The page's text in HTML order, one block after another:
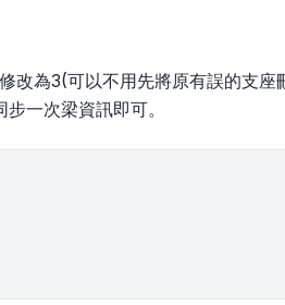
改為3(可以不用先將原有誤的支座
一次梁資訊即可。